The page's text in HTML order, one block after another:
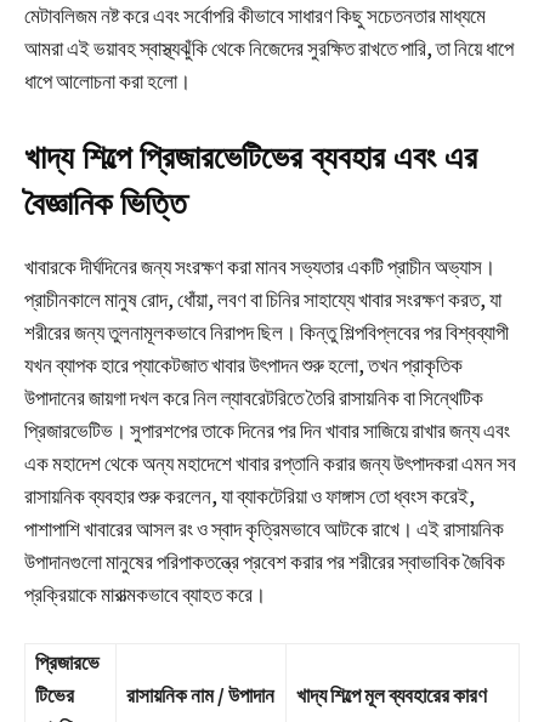
মেটাবলিজম নষ্ট করে এবং সর্বোপরি কীভাবে সাধারণ কিছু সচেতনতার মাধ্যমে
আমরা এই ভয়াবহ স্বাস্থ্যঝুঁকি থেকে নিজেদের সুরক্ষিত রাখতে পারি, তা নিয়ে ধাপে
ধাপে আলোচনা করা হলো।
খাদ্য শিল্পে প্রিজারভেটিভের ব্যবহার এবং এর
বৈজ্ঞানিক ভিত্তি
খাবারকে দীর্ঘদিনের জন্য সংরক্ষণ করা মানব সভ্যতার একটি প্রাচীন অভ্যাস।
প্রাচীনকালে মানুষ রোদ, ধোঁয়া, লবণ বা চিনির সাহায্যে খাবার সংরক্ষণ করত, যা
শরীরের জন্য তুলনামূলকভাবে নিরাপদ ছিল। কিন্তু শিল্পবিপ্লবের পর বিশ্বব্যাপী
যখন ব্যাপক হারে প্যাকেটজাত খাবার উৎপাদন শুরু হলো, তখন প্রাকৃতিক
উপাদানের জায়গা দখল করে নিল ল্যাবরেটরিতে তৈরি রাসায়নিক বা সিন্থেটিক
প্রিজারভেটিভ। সুপারশপের তাকে দিনের পর দিন খাবার সাজিয়ে রাখার জন্য এবং
এক মহাদেশ থেকে অন্য মহাদেশে খাবার রপ্তানি করার জন্য উৎপাদকরা এমন সব
রাসায়নিক ব্যবহার শুরু করলেন, যা ব্যাকটেরিয়া ও ফাঙ্গাস তো ধ্বংস করেই,
পাশাপাশি খাবারের আসল রং ও স্বাদ কৃত্রিমভাবে আটকে রাখে। এই রাসায়নিক
উপাদানগুলো মানুষের পরিপাকতন্ত্রে প্রবেশ করার পর শরীরের স্বাভাবিক জৈবিক
প্রক্রিয়াকে মারাত্মকভাবে ব্যাহত করে।
প্রিজারভে
টিভের
রাসায়নিক নাম / উপাদান খাদ্য শিল্পে মূল ব্যবহারের কারণ